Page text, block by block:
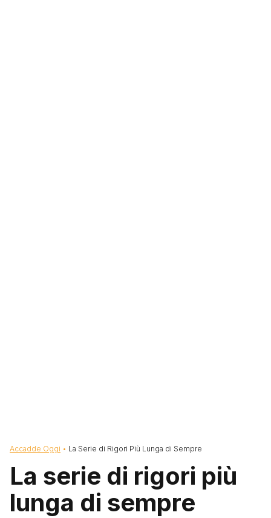
Briciole di pane
Accadde Oggi La Serie di Rigori Più Lunga di Sempre
La serie di rigori più
lunga di sempre